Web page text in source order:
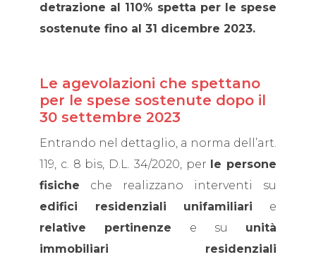
detrazione al 110% spetta per le spese
sostenute fino al 31 dicembre 2023.
Le agevolazioni che spettano
per le spese sostenute dopo il
30 settembre 2023
Entrando nel dettaglio, a norma dell’art.
119, c. 8 bis, D.L. 34/2020, per
le persone
fisiche che realizzano interventi su
edifici residenziali unifamiliari e
relative pertinenze e su unità
immobiliari residenziali